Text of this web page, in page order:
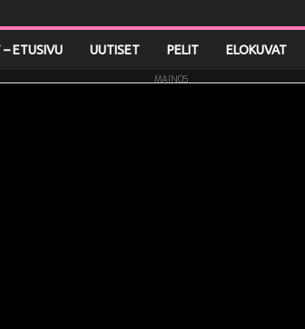
– ETUSIVU UUTISET PELIT ELOKUVAT
MAINOS